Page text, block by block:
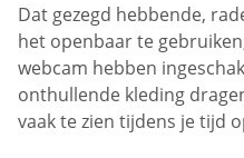
Dat gezegd hebbende,
het openbaar te
webcam hebben
onthullende kleding
vaak te zien tijdens je tijd